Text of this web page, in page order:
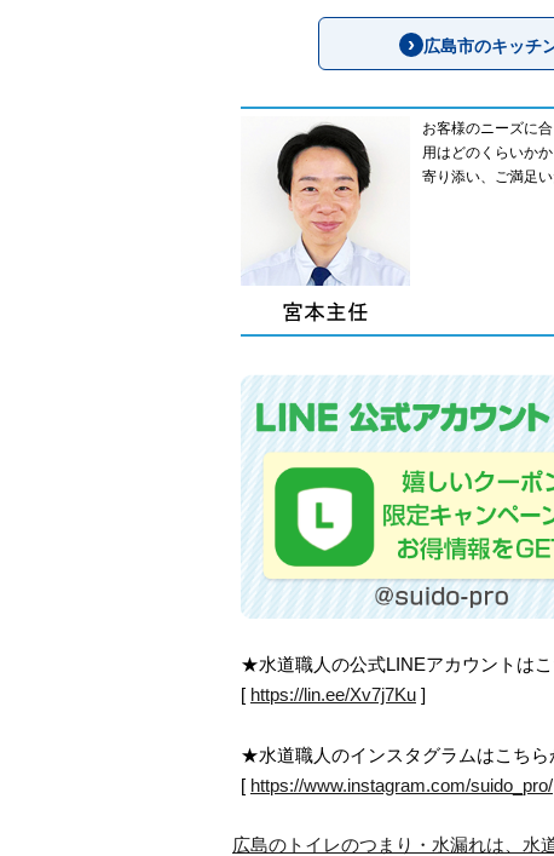
広島市のキッチ
お客様のニーズに
用はどのくらいか
寄り添い、ご満足
★水道職人の公式LINEアカウントはこ
[ https://lin.ee/Xv7j7Ku ]
★水道職人のインスタグラムはこちら
[ https://www.instagram.com/suido_pro/
広島のトイレのつまり・水漏れは、水